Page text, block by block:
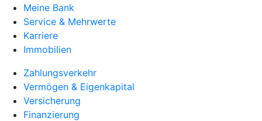
Meine Bank
Service & Mehrwerte
Karriere
Immobilien
Zahlungsverkehr
Vermögen & Eigenkapital
Versicherung
Finanzierung